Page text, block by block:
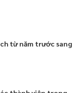
từ năm trước sang